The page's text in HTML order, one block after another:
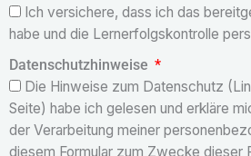
Ich versichere, dass ich das
habe und die Lernerfolgskontrolle
Datenschutzhinweise
Die Hinweise zum Datenschutz
Seite) habe ich gelesen und erkläre
der Verarbeitung meiner
diesem Formular zum Zwecke dieser